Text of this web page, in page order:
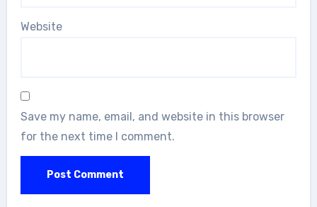
Website
Save my name, email, and website in this browser
for the next time I comment.